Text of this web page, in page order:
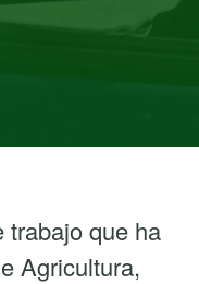
que ha
Agricultura,